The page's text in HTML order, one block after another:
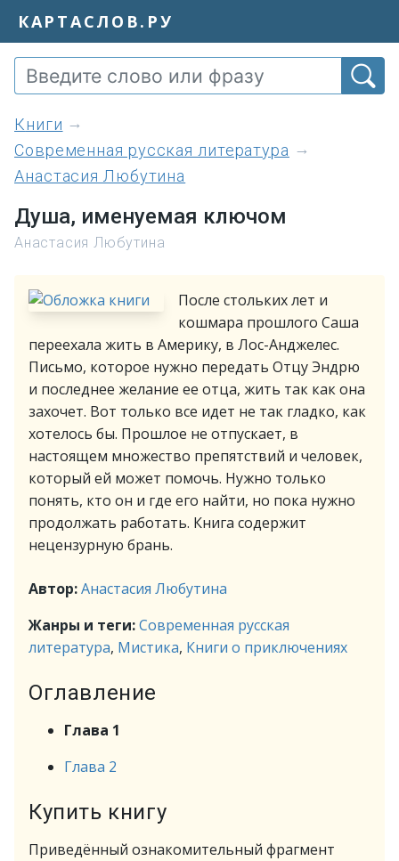
КАРТАСЛОВ.РУ
книги
Современная русская литература
Анастасия Любутина
Душа, именуемая ключом
Анастасия Любутина
После стольких лет и
кошмара прошлого Саша
переехала жить в Америку, в Лос-Анджелес.
Письмо, которое нужно передать Отцу Эндрю
и последнее желание ее отца, жить так как она
захочет. Вот только все идет не так гладко, как
хотелось бы. Прошлое не отпускает, в
настоящем множество препятствий и человек,
который ей может помочь. Нужно только
понять, кто он и где его найти, но пока нужно
продолжать работать. Книга содержит
нецензурную брань.
Автор:Анастасия Любутина
Жанры и теги:Современная русская
литература, Мистика, Книги о приключениях
Оглавление
Глава 1
Глава 2
Купить книгу
Приведённый ознакомительный фрагмент